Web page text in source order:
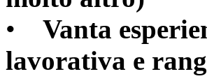
• Vanta
lavorativa e